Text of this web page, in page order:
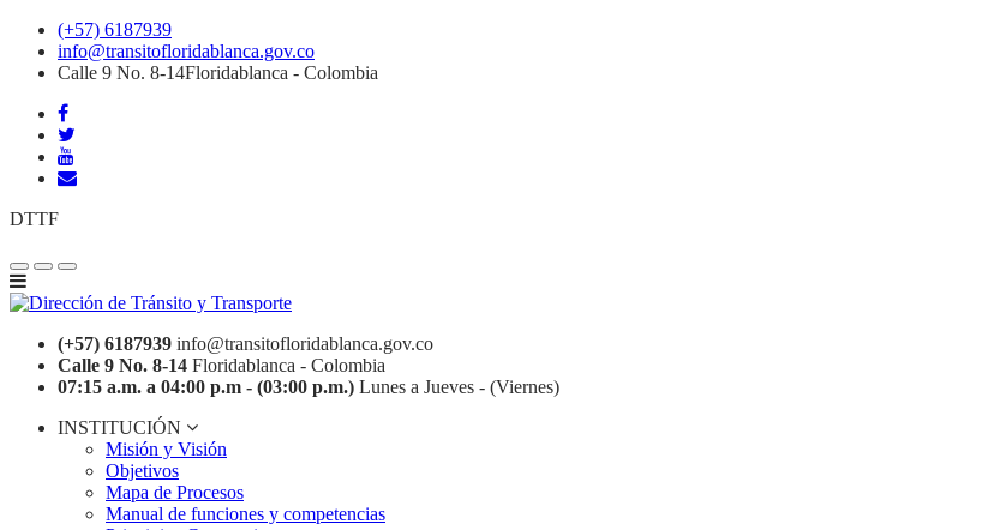
(+57) 6187939
info@transitofloridablanca.gov.co
Calle 9 No. 8-14Floridablanca - Colombia
DTTF
(+57) 6187939 info@transitofloridablanca.gov.co
Calle 9 No. 8-14 Floridablanca - Colombia
07:15 a.m. a 04:00 p.m - (03:00 p.m.) Lunes a Jueves - (Viernes)
INSTITUCIÓN
Misión y Visión
Objetivos
Mapa de Procesos
Manual de funciones y competencias